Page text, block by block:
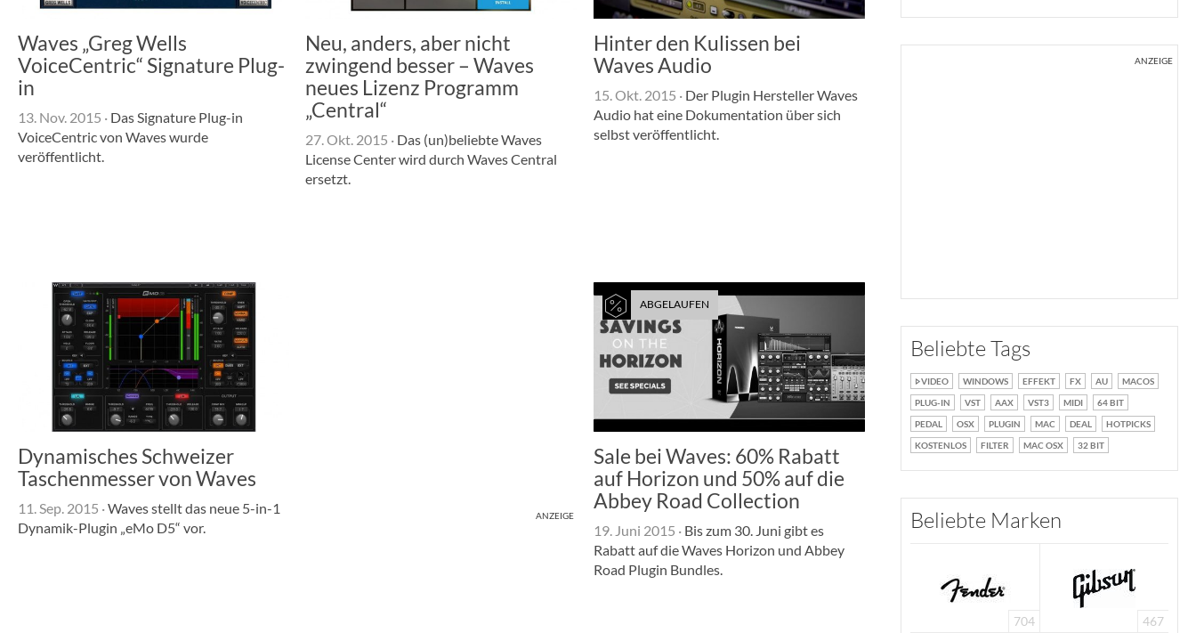
Waves „Greg Wells
VoiceCentric“ Signature Plug-
in
13. Nov. 2015 · Das Signature Plug-in
VoiceCentric von Waves wurde
veröffentlicht.
Neu, anders, aber nicht
zwingend besser – Waves
neues Lizenz Programm
„Central“
27. Okt. 2015 ·Das (un)beliebte Waves
License Center wird durch Waves Central
ersetzt.
Hinter den Kulissen bei
Waves Audio
15. Okt. 2015 ·Der Plugin Hersteller Waves
Audio hat eine Dokumentation über sich
selbst veröffentlicht.
Dynamisches Schweizer
Taschenmesser von Waves
11. Sep. 2015 ·Waves stellt das neue 5-in-1
Dynamik-Plugin „eMo D5“ vor.
ANZEIGE
ABGELAUFEN
Sale bei Waves: 60% Rabatt
auf Horizon und 50% auf die
Abbey Road Collection
19. Juni 2015 ·Bis zum 30. Juni gibt es
Rabatt auf die Waves Horizon und Abbey
Road Plugin Bundles.
ANZEIGE
Beliebte Tags
VIDEO WINDOWS EFFEKT FX AU
MACOS
PLUG-IN
VST AAX VST3 MIDI
64 BIT
PEDAL
OSX PLUGIN MAC DEAL
HOTPICKS
KOSTENLOS
FILTER MAC OSX 32 BIT
Beliebte Marken
704 467